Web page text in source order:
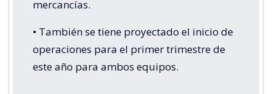
mercancías.
• También se tiene proyectado el inicio de
operaciones para el primer trimestre de
este año para ambos equipos.